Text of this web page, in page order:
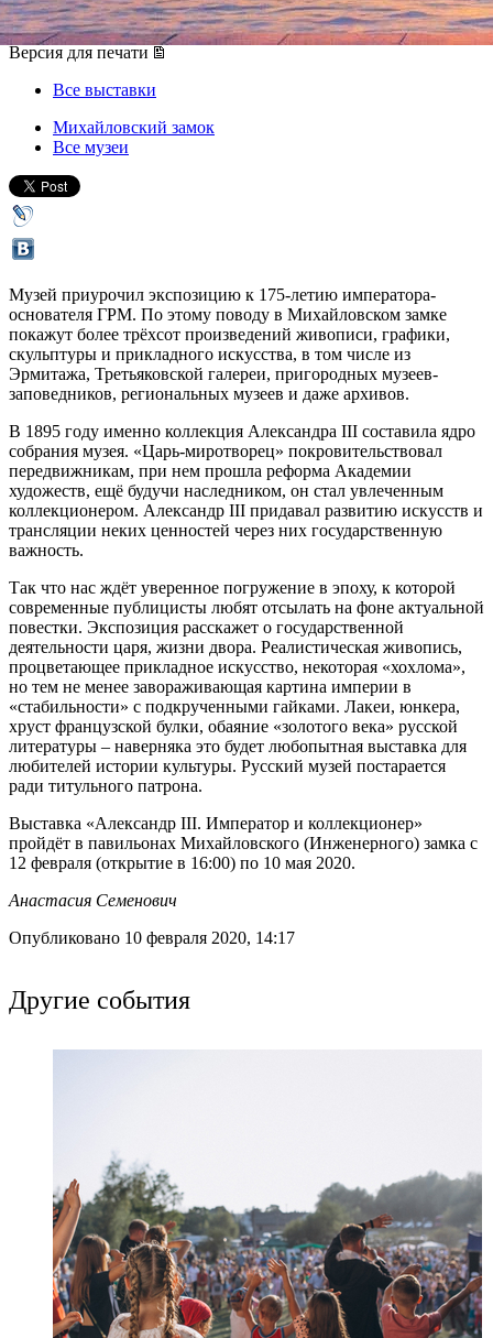
12 февраля 2020, среда-10 мая 2020, воскресенье
Версия для печати
Все выставки
Михайловский замок
Все музеи
Музей приурочил экспозицию к 175-летию императора-
основателя ГРМ. По этому поводу в Михайловском замке
покажут более трёхсот произведений живописи, графики,
скульптуры и прикладного искусства, в том числе из
Эрмитажа, Третьяковской галереи, пригородных музеев-
заповедников, региональных музеев и даже архивов.
В 1895 году именно коллекция Александра III составила ядро
собрания музея. «Царь-миротворец» покровительствовал
передвижникам, при нем прошла реформа Академии
художеств, ещё будучи наследником, он стал увлеченным
коллекционером. Александр III придавал развитию искусств и
трансляции неких ценностей через них государственную
важность.
Так что нас ждёт уверенное погружение в эпоху, к которой
современные публицисты любят отсылать на фоне актуальной
повестки. Экспозиция расскажет о государственной
деятельности царя, жизни двора. Реалистическая живопись,
процветающее прикладное искусство, некоторая «хохлома»,
но тем не менее завораживающая картина империи в
«стабильности» с подкрученными гайками. Лакеи, юнкера,
хруст французской булки, обаяние «золотого века» русской
литературы – наверняка это будет любопытная выставка для
любителей истории культуры. Русский музей постарается
ради титульного патрона.
Выставка «Александр III. Император и коллекционер»
пройдёт в павильонах Михайловского (Инженерного) замка с
12 февраля (открытие в 16:00) по 10 мая 2020.
Анастасия Семенович
Опубликовано 10 февраля 2020, 14:17
Другие события